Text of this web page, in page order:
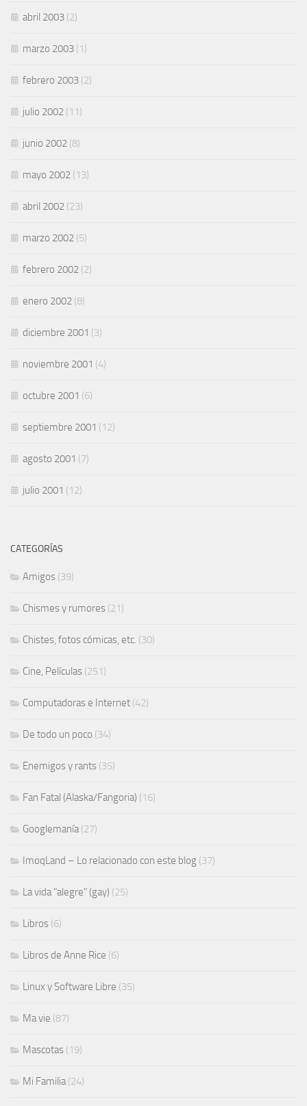
abril 2003 (2)
marzo 2003 (1)
febrero 2003 (2)
julio 2002 (11)
junio 2002 (8)
mayo 2002 (13)
abril 2002 (23)
marzo 2002 (5)
febrero 2002 (2)
enero 2002 (8)
diciembre 2001 (3)
noviembre 2001 (4)
octubre 2001 (6)
septiembre 2001 (12)
agosto 2001 (7)
julio 2001 (12)
CATEGORÍAS
Amigos (39)
Chismes y rumores (21)
Chistes, fotos cómicas, etc. (30)
Cine, Películas (251)
Computadoras e Internet (42)
De todo un poco (34)
Enemigos y rants (35)
Fan Fatal (Alaska/Fangoria) (16)
Googlemanía(27)
ImoqLand – Lo relacionado con este blog (37)
La vida "alegre" (gay) (25)
Libros (6)
Libros de Anne Rice (6)
Linux y Software Libre (35)
Ma vie (87)
Mascotas (19)
Mi Familia(24)